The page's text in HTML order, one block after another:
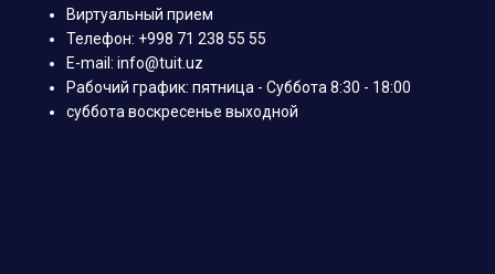
Виртуальный прием
Телефон: +998 71 238 55 55
E-mail: info@tuit.uz
Рабочий график: пятница - Суббота 8:30 - 18:00
суббота воскресенье выходной